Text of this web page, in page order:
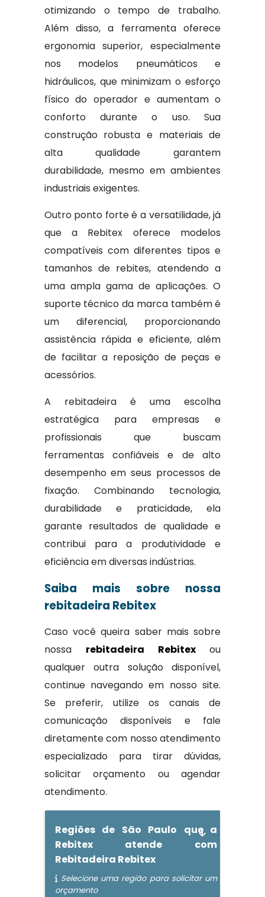
otimizando o tempo de trabalho.
Além disso, a ferramenta oferece
ergonomia superior, especialmente
nos modelos pneumáticos e
hidráulicos, que minimizam o esforço
físico do operador e aumentam o
conforto durante o uso. Sua
construção robusta e materiais de
alta qualidade garantem
durabilidade, mesmo em ambientes
industriais exigentes.
Outro ponto forte é a versatilidade, já
que a Rebitex oferece modelos
compatíveis com diferentes tipos e
tamanhos de rebites, atendendo a
uma ampla gama de aplicações. O
suporte técnico da marca também é
um diferencial, proporcionando
assistência rápida e eficiente, além
de facilitar a reposição de peças e
acessórios.
A rebitadeira é uma escolha
estratégica para empresas e
profissionais que buscam
ferramentas confiáveis e de alto
desempenho em seus processos de
fixação. Combinando tecnologia,
durabilidade e praticidade, ela
garante resultados de qualidade e
contribui para a produtividade e
eficiência em diversas indústrias.
Saiba mais sobre nossa
rebitadeira Rebitex
Caso você queira saber mais sobre
nossa rebitadeira Rebitexou
qualquer outra solução disponível,
continue navegando em nosso site.
Se preferir, utilize os canais de
comunicação disponíveis e fale
diretamente com nosso atendimento
especializado para tirar dúvidas,
solicitar orçamento ou agendar
atendimento.
Regiões de São Paulo que a
Rebitex atende com
Rebitadeira Rebitex
Selecione uma região para solicitar um
orçamento